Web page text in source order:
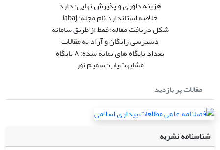
هزینه داوری و پذیرش نهایی: دارد
خلاصه استاندارد نام مجله: iabaj
شکل دریافت مقاله: فقط از طریق سامانه
دسترسی رایگان و آزاد به مقالات
تعداد پایگاه های نمایه شده: ۸ پایگاه
مشابهت‌یاب: سمیم نور
مقالات پر بازدید
شناسنامه نشریه